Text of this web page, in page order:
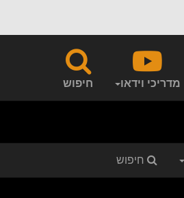
חיפוש מדריכי וידאו
חיפוש